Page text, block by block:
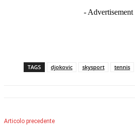
- Advertisement
TAGS djokovic skysport tennis
Articolo precedente